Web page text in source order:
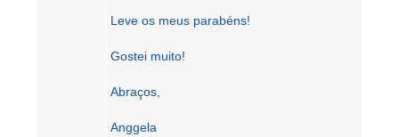
Leve os meus parabéns!
Gostei muito!
Abraços,
Anggela